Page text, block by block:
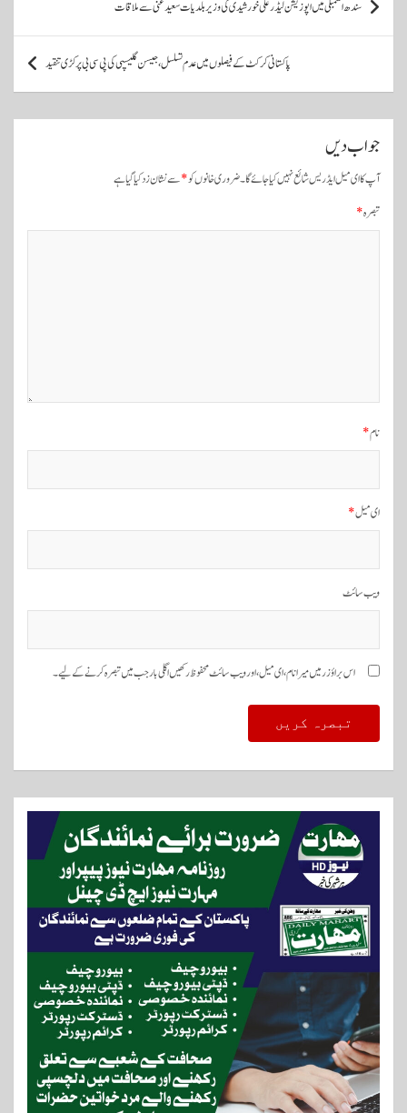
و
ن
سندھ اسمبلی میں اپوزیشن لیڈر علی خورشیدی کی وزیر بلدیات سعید غنی سے ملاقات
پاکستانی کرکٹ کے فیصلوں میں عدم تسلسل، جیسن گلیسپی کی پی سی بی پر کڑی تنقید
جواب دیں
آپ کا ای میل ایڈریس شائع نہیں کیا جائے گا۔ضروری خانوں کو*سے نشان زد کیا گیا ہے
تبصرہ*
نام*
ای میل*
ویب‌ سائٹ
اس براؤزر میں میرا نام، ای میل، اور ویب سائٹ محفوظ رکھیں اگلی بار جب میں تبصرہ کرنے کےلیے۔